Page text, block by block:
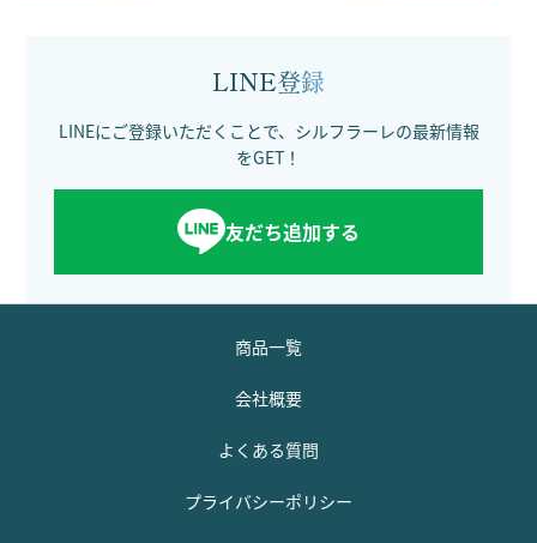
LINE登録
LINEにご登録いただくことで、シルフラーレの最新情報
をGET！
友だち追加する
商品一覧
会社概要
よくある質問
プライバシーポリシー